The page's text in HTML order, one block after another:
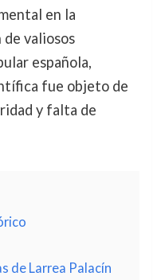
en la
valiosos
española,
fue objeto de
y falta de
de Larrea Palacín